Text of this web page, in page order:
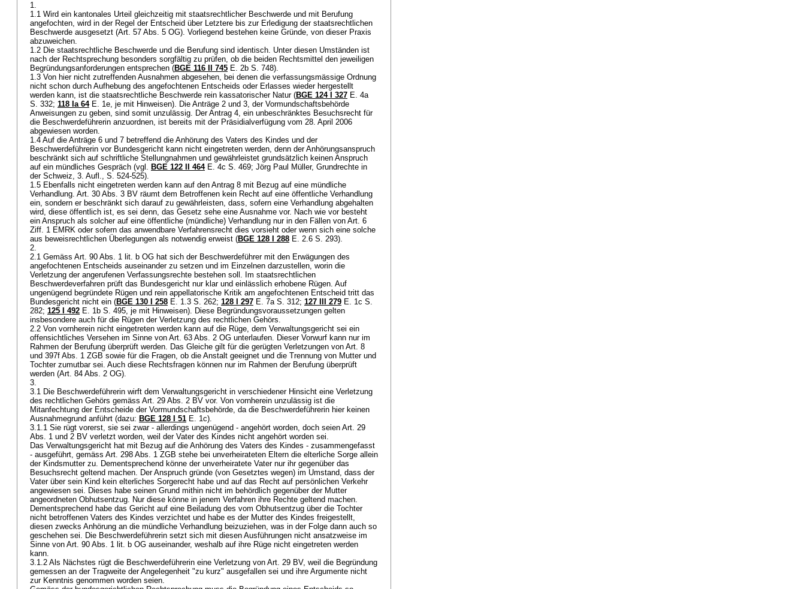
1.
1.1 Wird ein kantonales Urteil gleichzeitig mit staatsrechtlicher Beschwerde und mit Berufung
angefochten, wird in der Regel der Entscheid über Letztere bis zur Erledigung der staatsrechtlichen
Beschwerde ausgesetzt (Art. 57 Abs. 5 OG). Vorliegend bestehen keine Gründe, von dieser Praxis
abzuweichen.
1.2 Die staatsrechtliche Beschwerde und die Berufung sind identisch. Unter diesen Umständen ist
nach der Rechtsprechung besonders sorgfältig zu prüfen, ob die beiden Rechtsmittel den jeweiligen
Begründungsanforderungen entsprechen (BGE 116 II 745 E. 2b S. 748).
1.3 Von hier nicht zutreffenden Ausnahmen abgesehen, bei denen die verfassungsmässige Ordnung
nicht schon durch Aufhebung des angefochtenen Entscheids oder Erlasses wieder hergestellt
werden kann, ist die staatsrechtliche Beschwerde rein kassatorischer Natur (BGE 124 I 327 E. 4a
S. 332; 118 Ia 64E. 1e, je mit Hinweisen). Die Anträge 2 und 3, der Vormundschaftsbehörde
Anweisungen zu geben, sind somit unzulässig. Der Antrag 4, ein unbeschränktes Besuchsrecht für
die Beschwerdeführerin anzuordnen, ist bereits mit der Präsidialverfügung vom 28. April 2006
abgewiesen worden.
1.4 Auf die Anträge 6 und 7 betreffend die Anhörung des Vaters des Kindes und der
Beschwerdeführerin vor Bundesgericht kann nicht eingetreten werden, denn der Anhörungsanspruch
beschränkt sich auf schriftliche Stellungnahmen und gewährleistet grundsätzlich keinen Anspruch
auf ein mündliches Gespräch (vgl. BGE 122 II 464E. 4c S. 469; Jörg Paul Müller, Grundrechte in
der Schweiz, 3. Aufl., S. 524-525).
1.5 Ebenfalls nicht eingetreten werden kann auf den Antrag 8 mit Bezug auf eine mündliche
Verhandlung. Art. 30 Abs. 3 BV räumt dem Betroffenen kein Recht auf eine öffentliche Verhandlung
ein, sondern er beschränkt sich darauf zu gewährleisten, dass, sofern eine Verhandlung abgehalten
wird, diese öffentlich ist, es sei denn, das Gesetz sehe eine Ausnahme vor. Nach wie vor besteht
ein Anspruch als solcher auf eine öffentliche (mündliche) Verhandlung nur in den Fällen von Art. 6
Ziff. 1 EMRK oder sofern das anwendbare Verfahrensrecht dies vorsieht oder wenn sich eine solche
aus beweisrechtlichen Überlegungen als notwendig erweist (BGE 128 I 288 E. 2.6 S. 293).
2.
2.1 Gemäss Art. 90 Abs. 1 lit. b OG hat sich der Beschwerdeführer mit den Erwägungen des
angefochtenen Entscheids auseinander zu setzen und im Einzelnen darzustellen, worin die
Verletzung der angerufenen Verfassungsrechte bestehen soll. Im staatsrechtlichen
Beschwerdeverfahren prüft das Bundesgericht nur klar und einlässlich erhobene Rügen. Auf
ungenügend begründete Rügen und rein appellatorische Kritik am angefochtenen Entscheid tritt das
Bundesgericht nicht ein (BGE 130 I 258 E. 1.3 S. 262; 128 I 297 E. 7a S. 312; 127 III 279 E. 1c S.
282; 125 I 492 E. 1b S. 495, je mit Hinweisen). Diese Begründungsvoraussetzungen gelten
insbesondere auch für die Rügen der Verletzung des rechtlichen Gehörs.
2.2 Von vornherein nicht eingetreten werden kann auf die Rüge, dem Verwaltungsgericht sei ein
offensichtliches Versehen im Sinne von Art. 63 Abs. 2 OG unterlaufen. Dieser Vorwurf kann nur im
Rahmen der Berufung überprüft werden. Das Gleiche gilt für die gerügten Verletzungen von Art. 8
und 397f Abs. 1 ZGB sowie für die Fragen, ob die Anstalt geeignet und die Trennung von Mutter und
Tochter zumutbar sei. Auch diese Rechtsfragen können nur im Rahmen der Berufung überprüft
werden (Art. 84 Abs. 2 OG).
3.
3.1 Die Beschwerdeführerin wirft dem Verwaltungsgericht in verschiedener Hinsicht eine Verletzung
des rechtlichen Gehörs gemäss Art. 29 Abs. 2 BV vor. Von vornherein unzulässig ist die
Mitanfechtung der Entscheide der Vormundschaftsbehörde, da die Beschwerdeführerin hier keinen
Ausnahmegrund anführt (dazu: BGE 128 I 51 E. 1c).
3.1.1 Sie rügt vorerst, sie sei zwar - allerdings ungenügend - angehört worden, doch seien Art. 29
Abs. 1 und 2 BV verletzt worden, weil der Vater des Kindes nicht angehört worden sei.
Das Verwaltungsgericht hat mit Bezug auf die Anhörung des Vaters des Kindes - zusammengefasst
- ausgeführt, gemäss Art. 298 Abs. 1 ZGB stehe bei unverheirateten Eltern die elterliche Sorge allein
der Kindsmutter zu. Dementsprechend könne der unverheiratete Vater nur ihr gegenüber das
Besuchsrecht geltend machen. Der Anspruch gründe (von Gesetztes wegen) im Umstand, dass der
Vater über sein Kind kein elterliches Sorgerecht habe und auf das Recht auf persönlichen Verkehr
angewiesen sei. Dieses habe seinen Grund mithin nicht im behördlich gegenüber der Mutter
angeordneten Obhutsentzug. Nur diese könne in jenem Verfahren ihre Rechte geltend machen.
Dementsprechend habe das Gericht auf eine Beiladung des vom Obhutsentzug über die Tochter
nicht betroffenen Vaters des Kindes verzichtet und habe es der Mutter des Kindes freigestellt,
diesen zwecks Anhörung an die mündliche Verhandlung beizuziehen, was in der Folge dann auch so
geschehen sei. Die Beschwerdeführerin setzt sich mit diesen Ausführungen nicht ansatzweise im
Sinne von Art. 90 Abs. 1 lit. b OG auseinander, weshalb auf ihre Rüge nicht eingetreten werden
kann.
3.1.2 Als Nächstes rügt die Beschwerdeführerin eine Verletzung von Art. 29 BV, weil die Begründung
gemessen an der Tragweite der Angelegenheit "zu kurz" ausgefallen sei und ihre Argumente nicht
zur Kenntnis genommen worden seien.